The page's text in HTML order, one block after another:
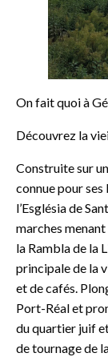
On fait quoi à
Découvrez la
Construite sur
connue pour
l’Església de
marches
la Rambla de la
principale de la
et de cafés.
Port-Réal et
du quartier juif
de tournage de